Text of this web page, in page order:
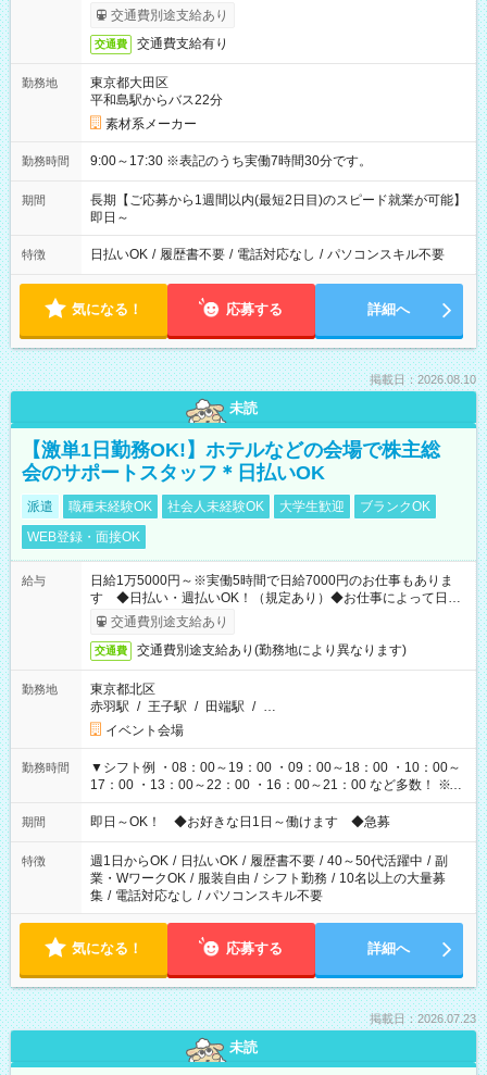
交通費別途支給あり
交通費 交通費支給有り
勤務地
東京都大田区
平和島駅からバス22分
素材系メーカー
勤務時間 9:00～17:30 ※表記のうち実働7時間30分です。
期間
長期【ご応募から1週間以内(最短2日目)のスピード就業が可能】
即日～
特徴 日払いOK / 履歴書不要 / 電話対応なし / パソコンスキル不要
気になる！ 応募する 詳細へ
掲載日：2026.08.10
未読
【激単1日勤務OK!】ホテルなどの会場で株主総
会のサポートスタッフ＊日払いOK
派遣 職種未経験OK 社会人未経験OK 大学生歓迎
ブランクOK
WEB登録・面接OK
給与
日給1万5000円～※実働5時間で日給7000円のお仕事もありま
す ◆日払い・週払いOK！（規定あり）◆お仕事によって日給
も異なります
交通費別途支給あり
交通費 交通費別途支給あり(勤務地により異なります)
勤務地
東京都北区
赤羽駅 / 王子駅 / 田端駅 / …
イベント会場
勤務時間
▼シフト例 ・08：00～19：00 ・09：00～18：00 ・10：00～
17：00 ・13：00～22：00 ・16：00～21：00 など多数！ ※お
仕事により勤務時間が異なります
期間 即日～OK！ ◆お好きな日1日～働けます ◆急募
特徴 週1日からOK / 日払いOK / 履歴書不要 / 40～50代活躍中 / 副
業・WワークOK / 服装自由 / シフト勤務 / 10名以上の大量募
集 / 電話対応なし / パソコンスキル不要
気になる！ 応募する 詳細へ
掲載日：2026.07.23
未読